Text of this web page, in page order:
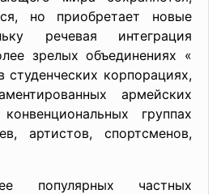
но приобретает новые
речевая интеграция
зрелых объединениях «
студенческих корпорациях,
армейских
группах
артистов, спортсменов,
популярных частных